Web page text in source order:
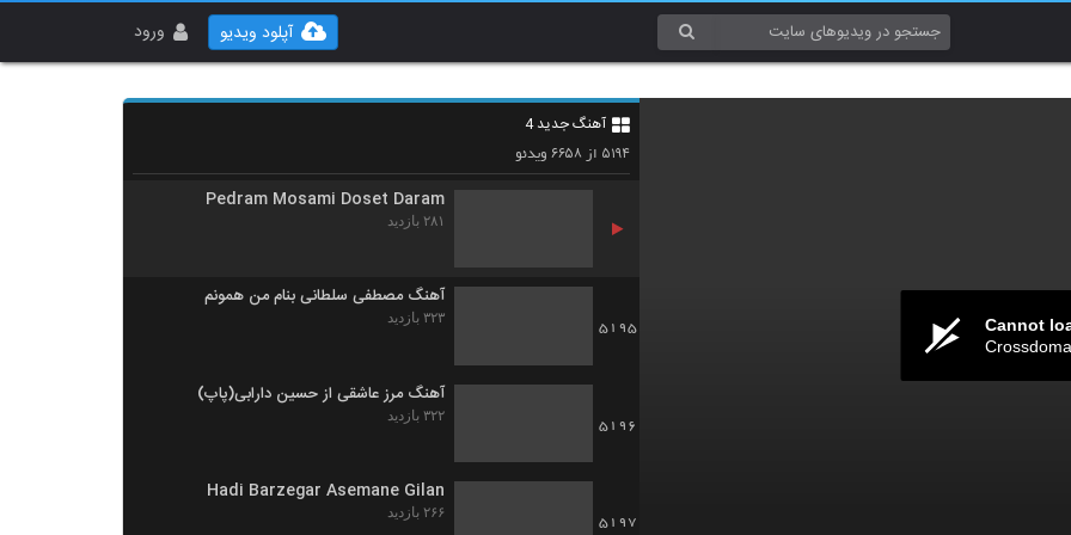
ورود آپلود ویدیو
Cannot
آهنگ جدید 4
۵۱۹۴ از ۶۶۵۸ویدئو
5193
Mohsen Azimi Hava Baret Dasht
Pedram Mosami Doset Daram
۲۸۱ بازدید
5195
آهنگ مصطفی سلطانی بنام من همونم
۳۲۳ بازدید
5196
آهنگ مرز عاشقی از حسین دارابی(پاپ)
۳۲۲ بازدید
5197
Hadi Barzegar Asemane Gilan
۲۶۶ بازدید